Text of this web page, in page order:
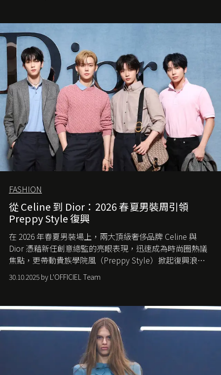
FASHION
從 Celine 到 Dior：2026 春夏男裝周引領
Preppy Style 復興
在 2026 年春夏男裝場上，兩大頂級奢侈品牌 Celine 與
Dior 憑藉新任創意總監的亮眼表現，迅速成為時尚圈熱議
焦點，更帶動貴族學院風（Preppy Style）掀起復興浪
潮，讓這股經典風格再度回到大眾視線。
30.10.2025 by L'OFFICIEL Team